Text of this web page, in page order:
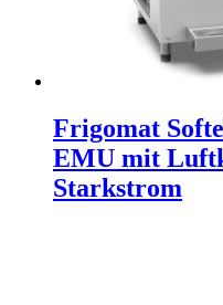
Frigomat
EMU mit
Starkstrom